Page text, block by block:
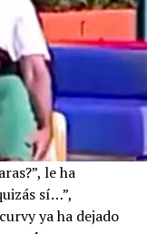
le ha
sí…”,
ya ha dejado